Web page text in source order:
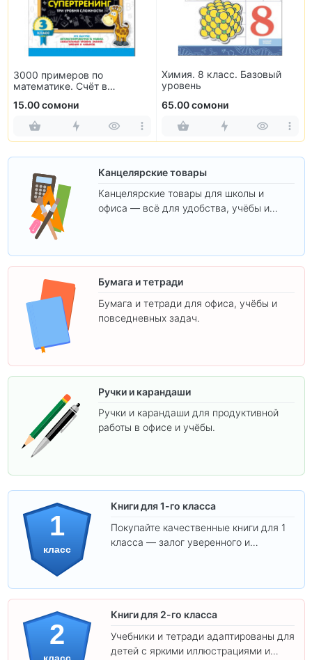
3000 примеров по
математике. Счёт в
15.00 сомони
Химия. 8 класс. Базовый
уровень
65.00 сомони
Канцелярские товары
Канцелярские товары для школы и
офиса — всё для удобства, учёбы и
Бумага и тетради
Бумага и тетради для офиса, учёбы и
повседневных задач.
Ручки и карандаши
Ручки и карандаши для продуктивной
работы в офисе и учёбы.
1
класс
Книги для 1-го класса
Покупайте качественные книги для 1
класса — залог уверенного и
2
Книги для 2-го класса
Учебники и тетради адаптированы для
детей с яркими иллюстрациями и